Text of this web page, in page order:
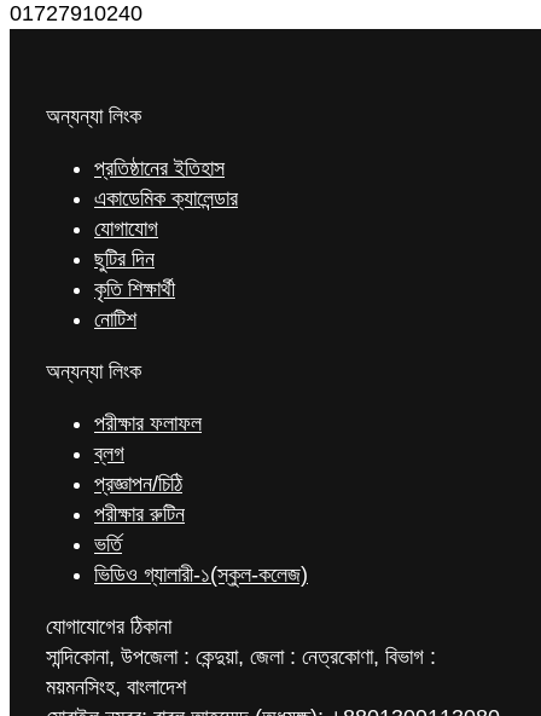
01727910240
অন্যন্যা লিংক
প্রতিষ্ঠানের ইতিহাস
একাডেমিক ক্যালেন্ডার
যোগাযোগ
ছুটির দিন
কৃতি শিক্ষার্থী
নোটিশ
অন্যন্যা লিংক
পরীক্ষার ফলাফল
ব্লগ
প্রজ্ঞাপন/চিঠি
পরীক্ষার রুটিন
ভর্তি
ভিডিও গ্যালারী-১(স্কুল-কলেজ)
যোগাযোগের ঠিকানা
সান্দিকোনা, উপজেলা : কেন্দুয়া, জেলা : নেত্রকোণা, বিভাগ :
ময়মনসিংহ, বাংলাদেশ